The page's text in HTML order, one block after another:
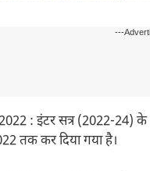
---
: इंटर सत्र (2022-24)
तक कर दिया गया है।